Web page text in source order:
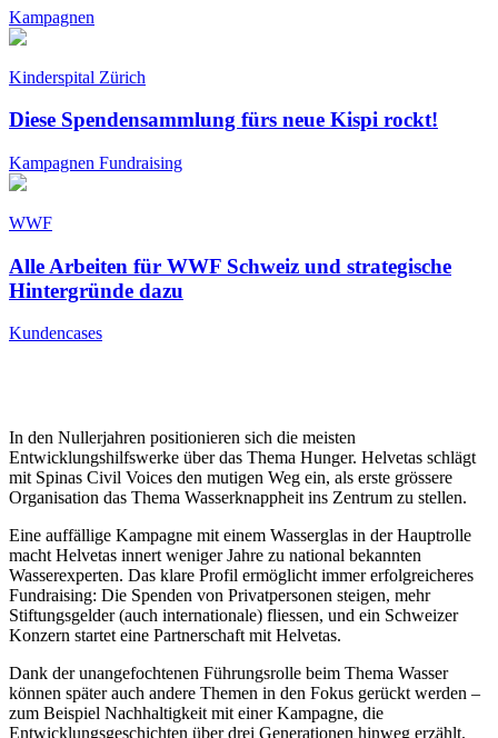
Kampagnen
Kinderspital Zürich
Diese Spendensammlung fürs neue Kispi rockt!
Kampagnen Fundraising
WWF
Alle Arbeiten für WWF Schweiz und strategische
Hintergründe dazu
Kundencases
In den Nullerjahren positionieren sich die meisten
Entwicklungshilfswerke über das Thema Hunger. Helvetas schlägt
mit Spinas Civil Voices den mutigen Weg ein, als erste grössere
Organisation das Thema Wasserknappheit ins Zentrum zu stellen.
Eine auffällige Kampagne mit einem Wasserglas in der Hauptrolle
macht Helvetas innert weniger Jahre zu national bekannten
Wasserexperten. Das klare Profil ermöglicht immer erfolgreicheres
Fundraising: Die Spenden von Privatpersonen steigen, mehr
Stiftungsgelder (auch internationale) fliessen, und ein Schweizer
Konzern startet eine Partnerschaft mit Helvetas.
Dank der unangefochtenen Führungsrolle beim Thema Wasser
können später auch andere Themen in den Fokus gerückt werden –
zum Beispiel Nachhaltigkeit mit einer Kampagne, die
Entwicklungsgeschichten über drei Generationen hinweg erzählt.